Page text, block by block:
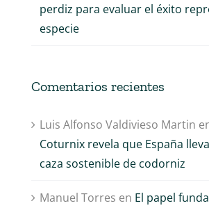
perdiz para evaluar el éxito
especie
Comentarios recientes
Luis Alfonso Valdivieso Martin
Coturnix revela que España
caza sostenible de codorniz
Manuel Torres en El papel